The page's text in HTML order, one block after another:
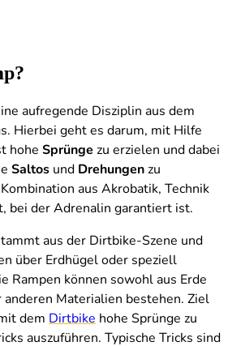
aufregende Disziplin aus dem
Hierbei geht es darum, mit Hilfe
hohe Sprünge zu erzielen und dabei
Saltos und Drehungen zu
aus Akrobatik, Technik
bei der Adrenalin garantiert ist.
aus der Dirtbike-Szene und
über Erdhügel oder speziell
Rampen können sowohl aus Erde
anderen Materialien bestehen. Ziel
dem Dirtbike hohe Sprünge zu
auszuführen. Typische Tricks sind